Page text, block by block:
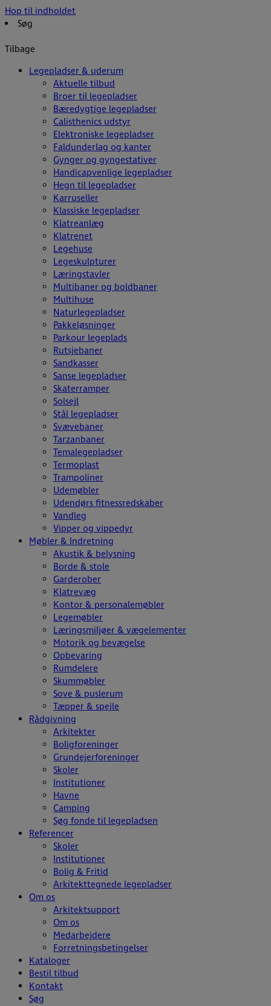
Hop til indholdet
Søg
Tilbage
Legepladser & uderum
Aktuelle tilbud
Broer til legepladser
Bæredygtige legepladser
Calisthenics udstyr
Elektroniske legepladser
Faldunderlag og kanter
Gynger og gyngestativer
Handicapvenlige legepladser
Hegn til legepladser
Karruseller
Klassiske legepladser
Klatreanlæg
Klatrenet
Legehuse
Legeskulpturer
Læringstavler
Multibaner og boldbaner
Multihuse
Naturlegepladser
Pakkeløsninger
Parkour legeplads
Rutsjebaner
Sandkasser
Sanse legepladser
Skaterramper
Solsejl
Stål legepladser
Svævebaner
Tarzanbaner
Temalegepladser
Termoplast
Trampoliner
Udemøbler
Udendørs fitnessredskaber
Vandleg
Vipper og vippedyr
Møbler & Indretning
Akustik & belysning
Borde & stole
Garderober
Klatrevæg
Kontor & personalemøbler
Legemøbler
Læringsmiljøer & vægelementer
Motorik og bevægelse
Opbevaring
Rumdelere
Skummøbler
Sove & puslerum
Tæpper & spejle
Rådgivning
Arkitekter
Boligforeninger
Grundejerforeninger
Skoler
Institutioner
Havne
Camping
Søg fonde til legepladsen
Referencer
Skoler
Institutioner
Bolig & Fritid
Arkitekttegnede legepladser
Om os
Arkitektsupport
Om os
Medarbejdere
Forretningsbetingelser
Kataloger
Bestil tilbud
Kontakt
Søg